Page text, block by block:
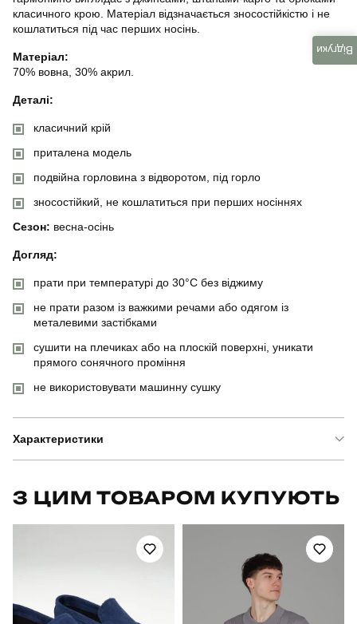
класичного крою. Матеріал відзначається зносостійкістю і не
кошлатиться під час перших носінь.
Матеріал:
70% вовна, 30% акрил.
Деталі:
класичний крій
приталена модель
подвійна горловина з відворотом, під горло
зносостійкий, не кошлатиться при перших носіннях
Сезон: весна-осінь
Догляд:
прати при температурі до 30°C без віджиму
не прати разом із важкими речами або одягом із
металевими застібками
сушити на плечиках або на плоскій поверхні, уникати
прямого сонячного проміння
не використовувати машинну сушку
Характеристики
BLsv619Sba
З ЦИМ ТОВАРОМ КУПУЮТЬ
Відгуки